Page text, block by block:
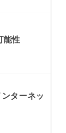
能性
ターネッ